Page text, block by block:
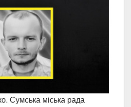
Сумська міська рада